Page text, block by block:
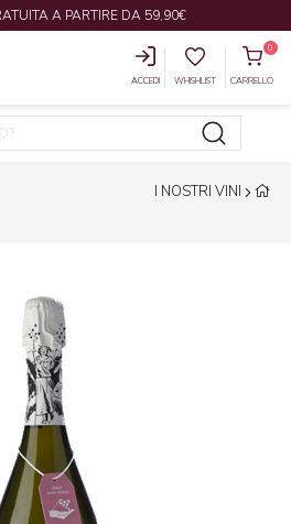
A PARTIRE DA 59,90€
ACCEDI WHISHLIST
0
CARRELLO
I NOSTRI VINI